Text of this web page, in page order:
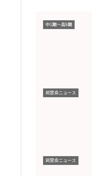
中1期～高9期
同窓会ニュース
同窓会ニュース